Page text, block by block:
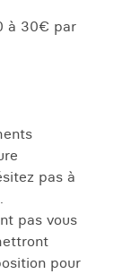
à 30€ par
pas à
pas vous
pour